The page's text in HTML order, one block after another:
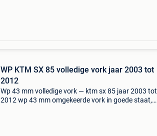
WP KTM SX 85 volledige vork jaar 2003 tot
2012
Wp 43 mm volledige vork — ktm sx 85 jaar 2003 tot
2012 wp 43 mm omgekeerde vork in goede staat,